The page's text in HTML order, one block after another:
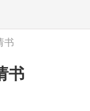
书
书